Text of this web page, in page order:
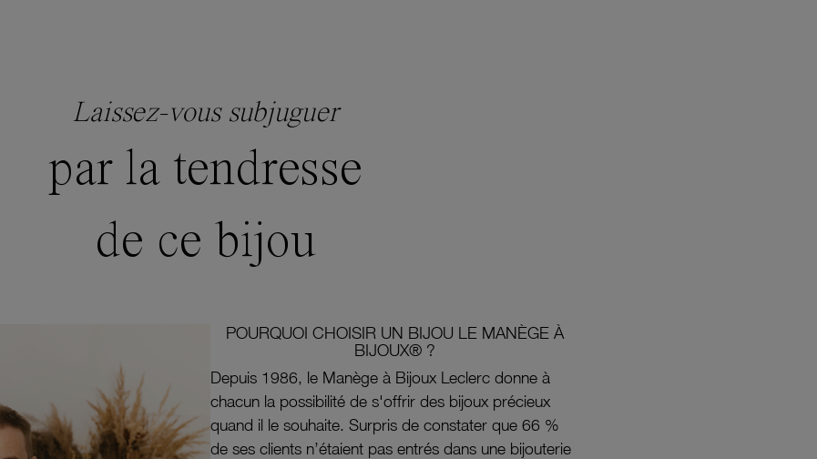
Laissez-vous subjuguer
par la tendresse
de ce bijou
POURQUOI CHOISIR UN BIJOU LE MANÈGE À
BIJOUX® ?
Depuis 1986, le Manège à Bijoux Leclerc donne à
chacun la possibilité de s'offrir des bijoux précieux
quand il le souhaite. Surpris de constater que 66 %
de ses clients n’étaient pas entrés dans une bijouterie